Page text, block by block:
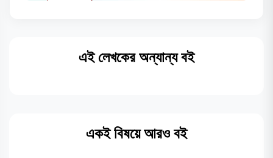
এই লেখকের অন্যান্য বই
একই বিষয়ে আরও বই